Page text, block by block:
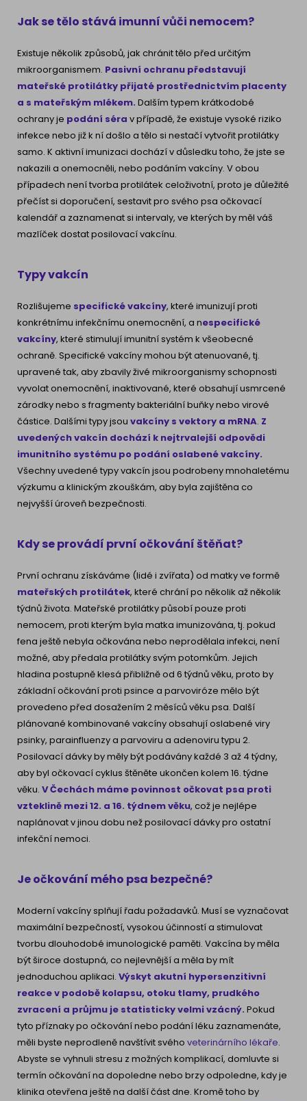
Jak se tělo stává imunní vůči nemocem?
Existuje několik způsobů, jak chránit tělo před určitým
mikroorganismem. Pasivní ochranu představují
mateřské protilátky přijaté prostřednictvím placenty
a s mateřským mlékem. Dalším typem krátkodobé
ochrany je podání séra v případě, že existuje vysoké riziko
infekce nebo již k ní došlo a tělo si nestačí vytvořit protilátky
samo. K aktivní imunizaci dochází v důsledku toho, že jste se
nakazili a onemocněli, nebo podáním vakcíny. V obou
případech není tvorba protilátek celoživotní, proto je důležité
přečíst si doporučení, sestavit pro svého psa očkovací
kalendář a zaznamenat si intervaly, ve kterých by měl váš
mazlíček dostat posilovací vakcínu.
Typy vakcín
Rozlišujeme specifické vakcíny, které imunizují proti
konkrétnímu infekčnímu onemocnění, a nespecifické
vakcíny, které stimulují imunitní systém k všeobecné
ochraně. Specifické vakcíny mohou být atenuované, tj.
upravené tak, aby zbavily živé mikroorganismy schopnosti
vyvolat onemocnění, inaktivované, které obsahují usmrcené
zárodky nebo s fragmenty bakteriální buňky nebo virové
částice. Dalšími typy jsou vakcíny s vektory a mRNA. Z
uvedených vakcín dochází k nejtrvalejší odpovědi
imunitního systému po podání oslabené vakcíny.
Všechny uvedené typy vakcín jsou podrobeny mnohaletému
výzkumu a klinickým zkouškám, aby byla zajištěna co
nejvyšší úroveň bezpečnosti.
Kdy se provádí první očkování štěňat?
První ochranu získáváme (lidé i zvířata) od matky ve formě
mateřských protilátek, které chrání po několik až několik
týdnů života. Mateřské protilátky působí pouze proti
nemocem, proti kterým byla matka imunizována, tj. pokud
fena ještě nebyla očkována nebo neprodělala infekci, není
možné, aby předala protilátky svým potomkům. Jejich
hladina postupně klesá přibližně od 6 týdnů věku, proto by
základní očkování proti psince a parvoviróze mělo být
provedeno před dosažením 2 měsíců věku psa. Další
plánované kombinované vakcíny obsahují oslabené viry
psinky, parainfluenzy a parvoviru a adenoviru typu 2.
Posilovací dávky by měly být podávány každé 3 až 4 týdny,
aby byl očkovací cyklus štěněte ukončen kolem 16. týdne
věku. V Čechách máme povinnost očkovat psa proti
vzteklině mezi 12. a 16. týdnem věku, což je nejlépe
naplánovat v jinou dobu než posilovací dávky pro ostatní
infekční nemoci.
Je očkování mého psa bezpečné?
Moderní vakcíny splňují řadu požadavků. Musí se vyznačovat
maximální bezpečností, vysokou účinností a stimulovat
tvorbu dlouhodobé imunologické paměti. Vakcína by měla
být široce dostupná, co nejlevnější a měla by mít
jednoduchou aplikaci. Výskyt akutní hypersenzitivní
reakce v podobě kolapsu, otoku tlamy, prudkého
zvracení a průjmu je statisticky velmi vzácný. Pokud
tyto příznaky po očkování nebo podání léku zaznamenáte,
měli byste neprodleně navštívit svého veterinárního lékaře.
Abyste se vyhnuli stresu z možných komplikací, domluvte si
termín očkování na dopoledne nebo brzy odpoledne, kdy je
klinika otevřena ještě na další část dne. Kromě toho by